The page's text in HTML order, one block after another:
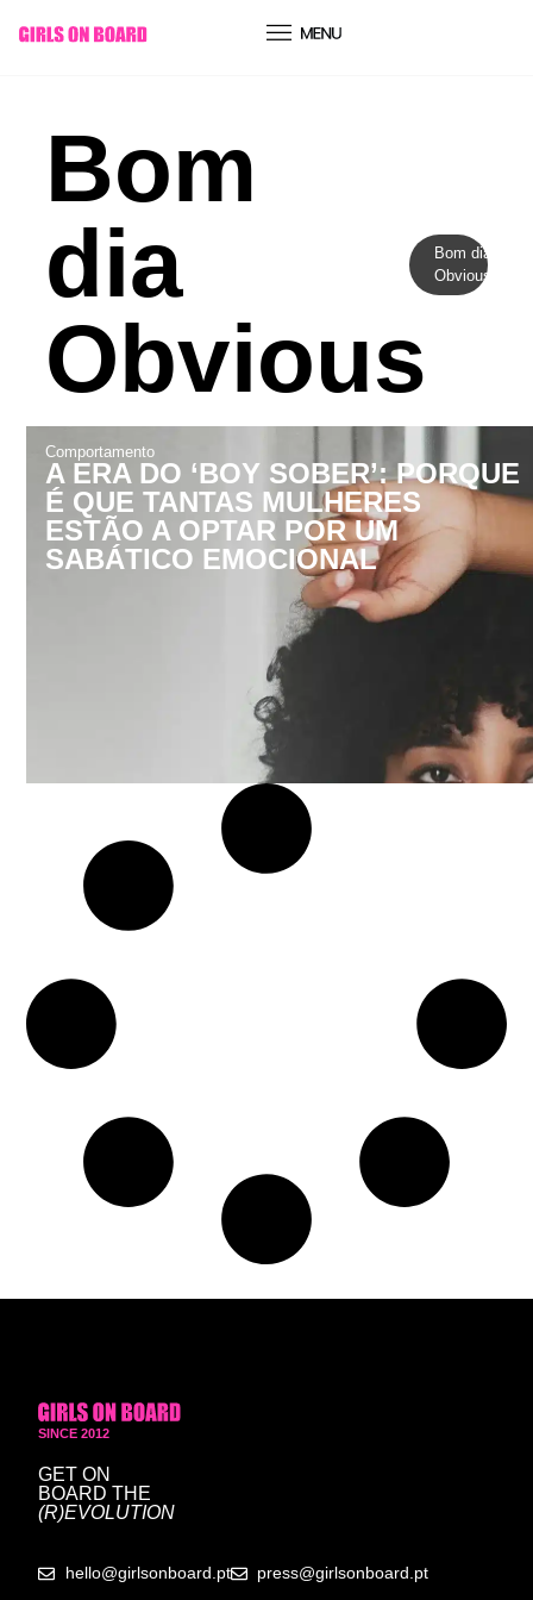
conteúdo
Bom
dia
Obvious
Bom dia
Obvious
Comportamento
A ERA DO ‘BOY SOBER’: PORQUE
É QUE TANTAS MULHERES
ESTÃO A OPTAR POR UM
SABÁTICO EMOCIONAL
SINCE 2012
GET ON
BOARD THE
(R)EVOLUTION
hello@girlsonboard.pt press@girlsonboard.pt